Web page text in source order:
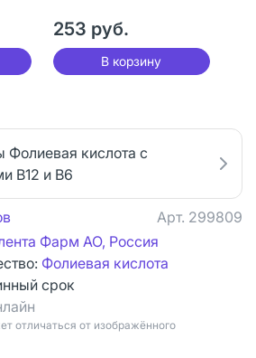
253 руб.
В корзину
кислота с
В12 и В6
Арт. 299809
Фарм АО, Россия
Фолиевая кислота
срок
отличаться от изображённого